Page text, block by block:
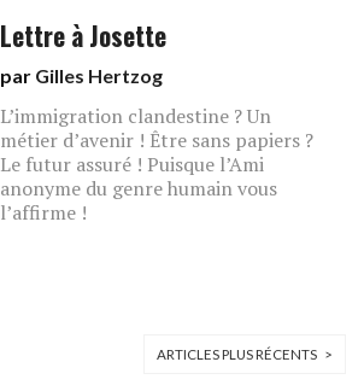
Lettre à Josette
par Gilles Hertzog
L’immigration clandestine ? Un
métier d’avenir ! Être sans papiers ?
Le futur assuré ! Puisque l’Ami
anonyme du genre humain vous
l’affirme !
ARTICLES PLUS RÉCENTS >